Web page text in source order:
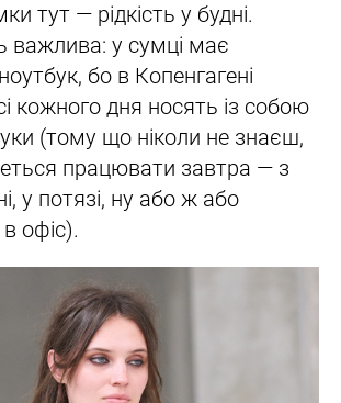
тут — рідкість у будні.
важлива: у сумці має
бо в Копенгагені
кожного дня носять із собою
(тому що ніколи не знаєш,
працювати завтра — з
у потязі, ну або ж або
офіс).